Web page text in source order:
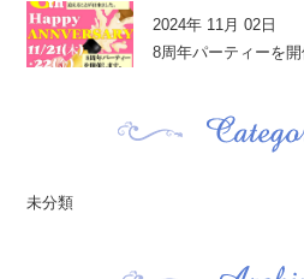
2024年 11月 02日
8周年パーティーを開
未分類